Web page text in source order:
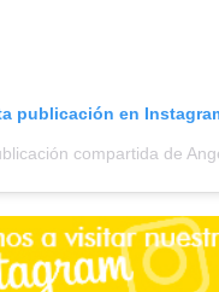
publicación en
compartida de